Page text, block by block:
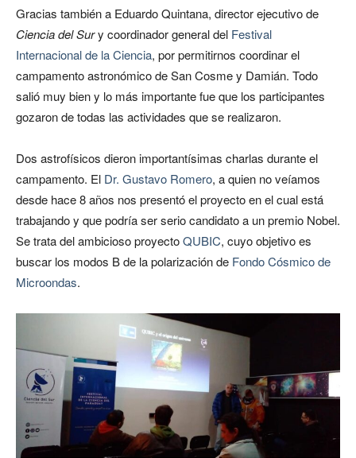
Gracias también a Eduardo Quintana, director ejecutivo de
Ciencia del Sury coordinador general del Festival
Internacional de la Ciencia, por permitirnos coordinar el
campamento astronómico de San Cosme y Damián. Todo
salió muy bien y lo más importante fue que los participantes
gozaron de todas las actividades que se realizaron.
Dos astrofísicos dieron importantísimas charlas durante el
campamento. El Dr. Gustavo Romero, a quien no veíamos
desde hace 8 años nos presentó el proyecto en el cual está
trabajando y que podría ser serio candidato a un premio Nobel.
Se trata del ambicioso proyectoQUBIC, cuyo objetivo es
buscar los modos B de la polarización de Fondo Cósmico de
Microondas.